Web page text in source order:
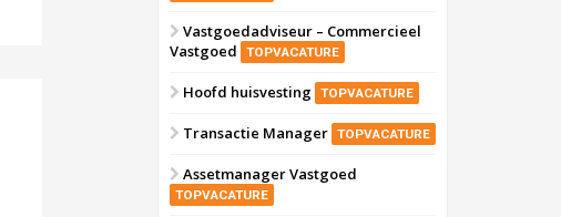
Vastgoedadviseur – Commercieel
Vastgoed
TOPVACATURE
Hoofd huisvesting TOPVACATURE
Transactie Manager TOPVACATURE
Assetmanager Vastgoed
TOPVACATURE